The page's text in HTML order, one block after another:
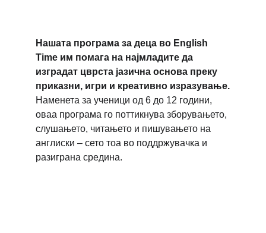
Нашата програма за деца во English
Time им помага на најмладите да
изградат цврста јазична основа преку
приказни, игри и креативно изразување.
Наменета за ученици од 6 до 12 години,
оваа програма го поттикнува зборувањето,
слушањето, читањето и пишувањето на
англиски – сето тоа во поддржувачка и
разиграна средина.